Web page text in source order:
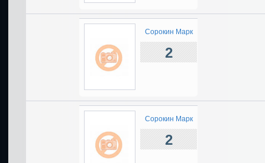
Сорокин Марк
2
Сорокин Марк
2